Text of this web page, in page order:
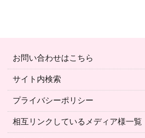
お問い合わせはこちら
サイト内検索
プライバシーポリシー
相互リンクしているメディア様一覧